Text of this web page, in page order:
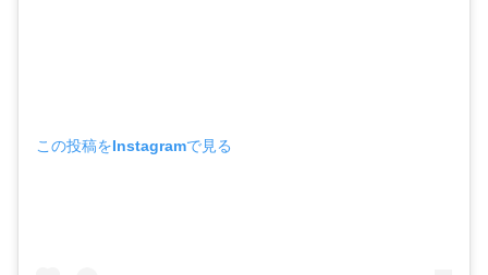
この投稿をInstagramで見る